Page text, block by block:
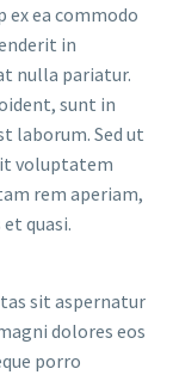
ea commodo
in
nulla pariatur.
sunt in
laborum. Sed ut
voluptatem
rem aperiam,
quasi.
sit aspernatur
dolores eos
porro